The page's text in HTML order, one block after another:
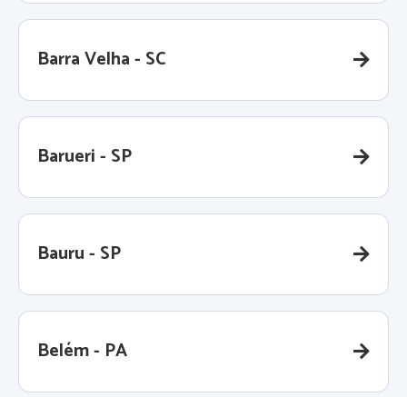
Barra Velha - SC
Barueri - SP
Bauru - SP
Belém - PA